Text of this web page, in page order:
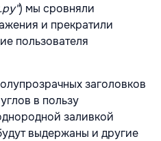
) мы сровняли
и прекратили
пользователя
заголовков
в пользу
заливкой
выдержаны и другие